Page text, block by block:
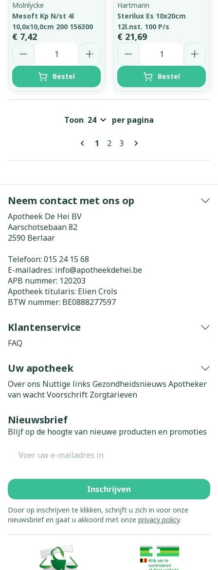
Molnlycke
Mesoft Kp N/st 4l
10,0x10,0cm 200 156300
€ 7,42
Aantal
Bestel
Hartmann
Sterilux Es 10x20cm
12l.nst. 100 P/s
€ 21,69
Aantal
Bestel
Pagina's
U lees momenteel pagina
1 Pagina
2 Pagina
3
Toon per pagina
Neem contact met ons op
Apotheek De Hei BV
Aarschotsebaan 82
2590 Berlaar
Telefoon: 015 24 15 68
E-mailadres: info@apotheekdehei.be
APB nummer: 120203
Apotheek titularis: Elien Crols
BTW nummer: BE0888277597
Klantenservice
FAQ
Uw apotheek
Over ons Nuttige links Gezondheidsnieuws Apotheker
van wachtVoorschrift Zorgtarieven
Nieuwsbrief
Blijf op de hoogte van nieuwe producten en promoties
Inschrijven
Door op inschrijven te klikken, schrijft u zich in voor onze
nieuwsbrief en gaat u akkoord met onze privacy policy.